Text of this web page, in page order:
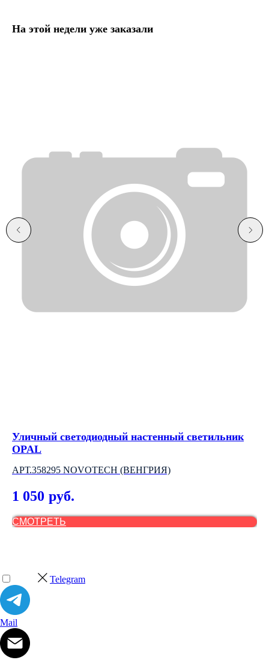
На этой недели уже заказали
Уличный светодиодный настенный светильник
OPAL
АРТ.358295 NOVOTECH (ВЕНГРИЯ)
1 050 руб.
СМОТРЕТЬ
Telegram
Mail